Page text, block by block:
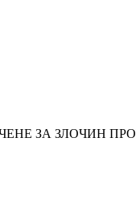
ЗА ЗЛОЧИН